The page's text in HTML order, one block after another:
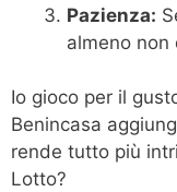
Pazienza:
almeno non
Io gioco per il
Benincasa
rende tutto più
Lotto?